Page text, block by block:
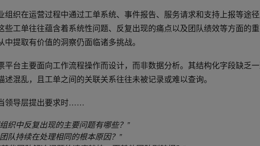
组织在运营过程中通过工单系统、事件报告、服务请求和支持上报等途
些工单往往蕴含着系统性问题、反复出现的痛点以及团队绩效等方面的重
中提取有价值的洞察仍面临诸多挑战。
平台主要面向工作流程操作而设计，而非数据分析。其结构化字段缺乏
述混乱，且工单之间的关联关系往往未被记录或难以查询。
领导层提出要求时……
织中反复出现的主要问题有哪些？”
队持续在处理相同的根本原因？”